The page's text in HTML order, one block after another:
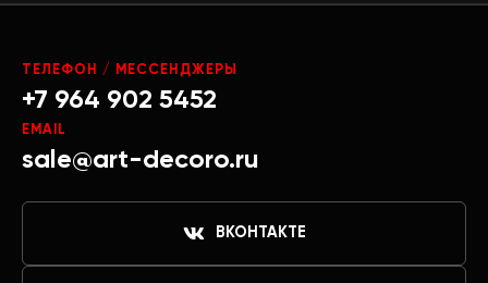
ТЕЛЕФОН / МЕССЕНДЖЕРЫ
+7 964 902 5452
EMAIL
sale@art-decoro.ru
ВКОНТАКТЕ